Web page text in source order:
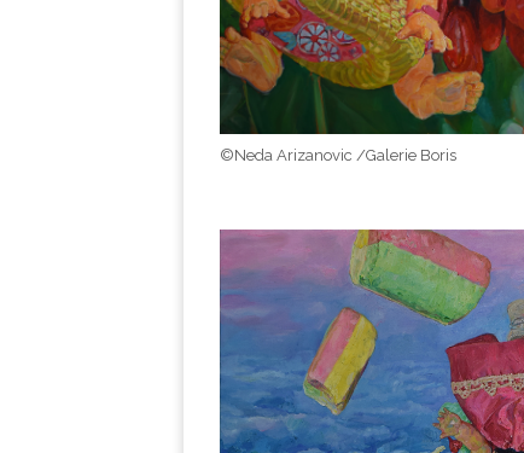
©Neda Arizanovic /Galerie Boris